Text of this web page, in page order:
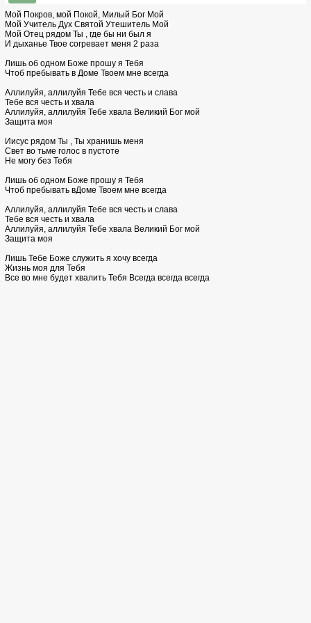
Мой Покров, мой Покой, Милый Бог Мой
Мой Учитель Дух Святой Утешитель Мой
Мой Отец рядом Ты , где бы ни был я
И дыханье Твое согревает меня 2 раза
Лишь об одном Боже прошу я Тебя
Чтоб пребывать в Доме Твоем мне всегда
Аллилуйя, аллилуйя Тебе вся честь и слава
Тебе вся честь и хвала
Аллилуйя, аллилуйя Тебе хвала Великий Бог мой
Защита моя
Иисус рядом Ты , Ты хранишь меня
Свет во тьме голос в пустоте
Не могу без Тебя
Лишь об одном Боже прошу я Тебя
Чтоб пребывать вДоме Твоем мне всегда
Аллилуйя, аллилуйя Тебе вся честь и слава
Тебе вся честь и хвала
Аллилуйя, аллилуйя Тебе хвала Великий Бог мой
Защита моя
Лишь Тебе Боже служить я хочу всегда
Жизнь моя для Тебя
Все во мне будет хвалить Тебя Всегда всегда всегда